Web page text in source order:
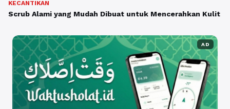
KECANTIKAN
Scrub Alami yang Mudah Dibuat untuk Mencerahkan Kulit
AD